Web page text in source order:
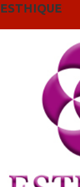
ESTHIQUE